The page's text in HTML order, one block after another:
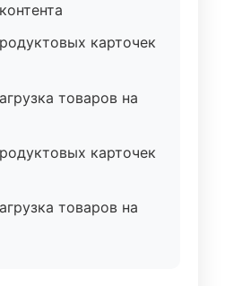
карточек
товаров на
карточек
товаров на